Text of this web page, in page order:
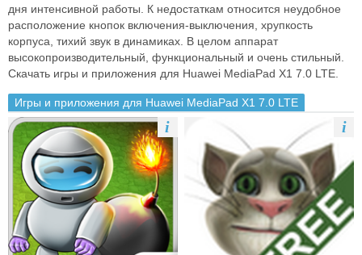
дня интенсивной работы. К недостаткам относится неудобное
расположение кнопок включения-выключения, хрупкость
корпуса, тихий звук в динамиках. В целом аппарат
высокопроизводительный, функциональный и очень стильный.
Скачать игры и приложения для Huawei MediaPad X1 7.0 LTE.
Игры и приложения для Huawei MediaPad X1 7.0 LTE
i i